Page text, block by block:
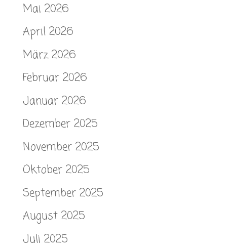
Mai 2026
April 2026
März 2026
Februar 2026
Januar 2026
Dezember 2025
November 2025
Oktober 2025
September 2025
August 2025
Juli 2025